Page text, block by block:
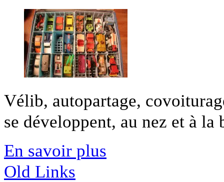
Vélib, autopartage,
se développent, au nez et à la
En savoir plus
Old Links